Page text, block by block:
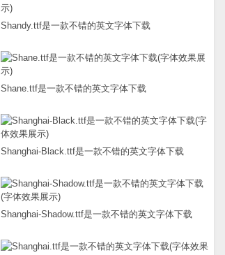
Shandy.ttf是一款不错的英文字体下载
Shane.ttf是一款不错的英文字体下载
Shanghai-Black.ttf是一款不错的英文字体下载
Shanghai-Shadow.ttf是一款不错的英文字体下载